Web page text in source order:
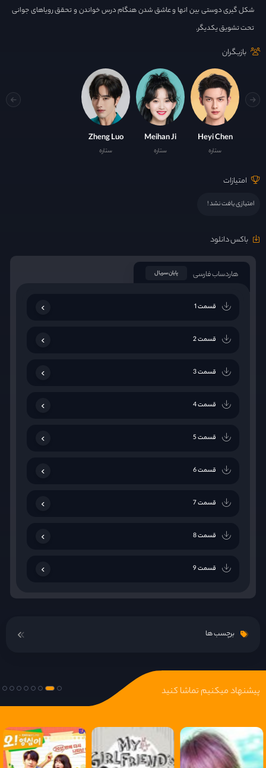
شکل گیری دوستی بین انها و عاشق شدن هنگام درس خواندن و تحقق رویاهای جوانی
تحت تشویق یکدیگر.
بازیگران
Heyi Chen
ستاره
Meihan Ji
ستاره
Zheng Luo
ستاره
امتیازات
امتیازی یافت نشد !
باکس دانلود
هاردساب فارسی پایان سریال
قسمت 1
قسمت 2
قسمت 3
قسمت 4
قسمت 5
قسمت 6
قسمت 7
قسمت 8
قسمت 9
قسمت 10
قسمت 11
قسمت 14
قسمت 15
برچسب ها
پیشنهاد میکنیم تماشا کنید